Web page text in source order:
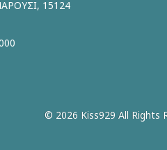
15124
© 2026 Kiss929 All Rights